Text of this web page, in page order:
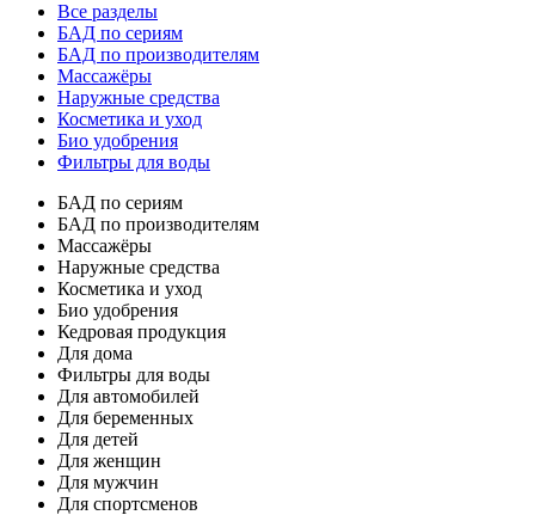
Все разделы
БАД по сериям
БАД по производителям
Массажёры
Наружные средства
Косметика и уход
Био удобрения
Фильтры для воды
БАД по сериям
БАД по производителям
Массажёры
Наружные средства
Косметика и уход
Био удобрения
Кедровая продукция
Для дома
Фильтры для воды
Для автомобилей
Для беременных
Для детей
Для женщин
Для мужчин
Для спортсменов